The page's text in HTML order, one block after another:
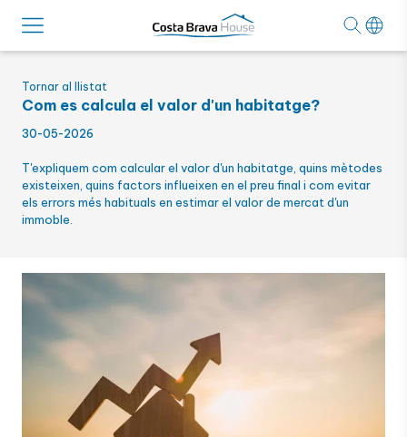
Tornar al llistat
Com es calcula el valor d'un habitatge?
30-05-2026
T'expliquem com calcular el valor d'un habitatge, quins mètodes
existeixen, quins factors influeixen en el preu final i com evitar
els errors més habituals en estimar el valor de mercat d'un
immoble.